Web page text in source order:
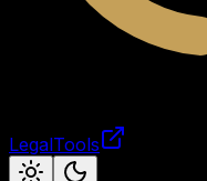
LegalTools